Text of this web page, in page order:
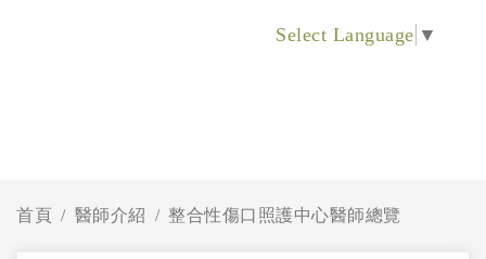
Select Language ▼
首頁 醫師介紹 整合性傷口照護中心醫師總覽